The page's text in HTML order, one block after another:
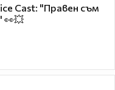
Cast: "Правен съм
👀💥